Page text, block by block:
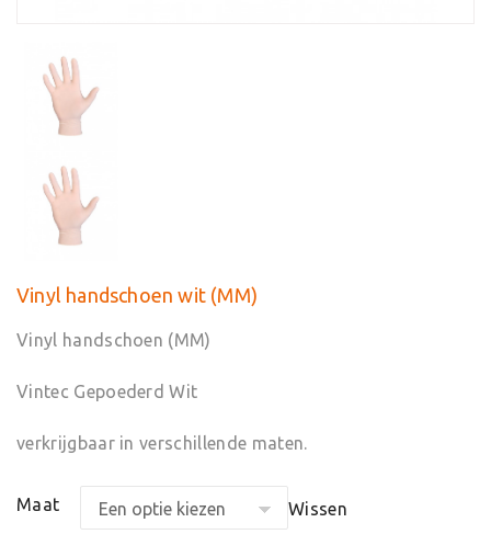
Vinyl handschoen wit (MM)
Vinyl handschoen (MM)
Vintec Gepoederd Wit
verkrijgbaar in verschillende maten.
Maat Wissen